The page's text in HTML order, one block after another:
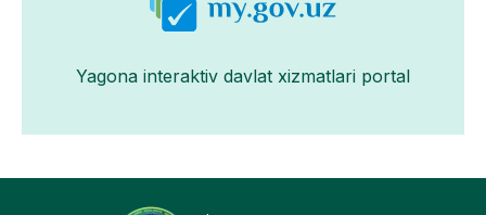
Yagona interaktiv davlat xizmatlari portal